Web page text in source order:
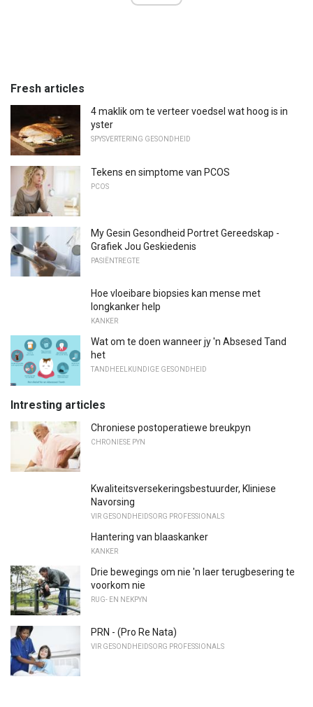
Fresh articles
4 maklik om te verteer voedsel wat hoog is in
yster
SPYSVERTERING GESONDHEID
Tekens en simptome van PCOS
PCOS
My Gesin Gesondheid Portret Gereedskap -
Grafiek Jou Geskiedenis
PASIËNTREGTE
Hoe vloeibare biopsies kan mense met
longkanker help
KANKER
Wat om te doen wanneer jy 'n Absesed Tand
het
TANDHEELKUNDIGE GESONDHEID
Intresting articles
Chroniese postoperatiewe breukpyn
CHRONIESE PYN
Kwaliteitsversekeringsbestuurder, Kliniese
Navorsing
VIR GESONDHEIDSORG PROFESSIONALS
Hantering van blaaskanker
KANKER
Drie bewegings om nie 'n laer terugbesering te
voorkom nie
RUG- EN NEKPYN
PRN - (Pro Re Nata)
VIR GESONDHEIDSORG PROFESSIONALS